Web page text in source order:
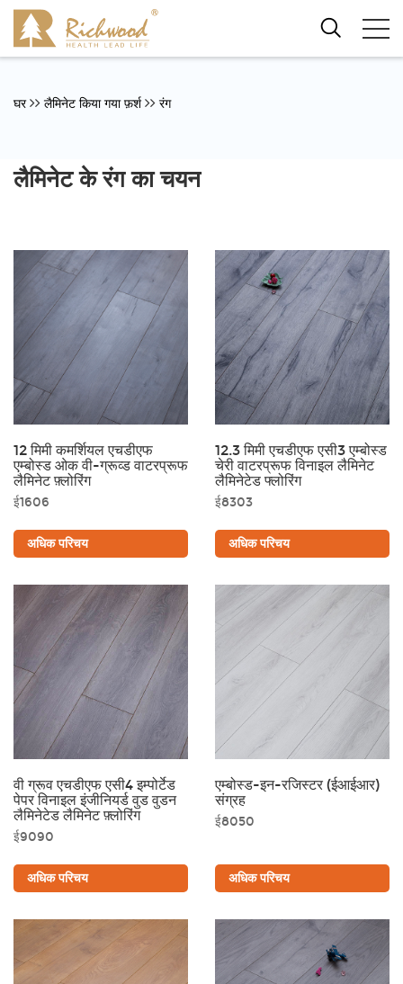
घर लैमिनेट किया गया फ़र्श रंग
लैमिनेट के रंग का चयन
12 मिमी कमर्शियल एचडीएफ
एम्बोस्ड ओक वी-ग्रूव्ड वाटरप्रूफ
लैमिनेट फ़्लोरिंग
ई1606
अधिक परिचय
12.3 मिमी एचडीएफ एसी3 एम्बोस्ड
चेरी वाटरप्रूफ विनाइल लैमिनेट
लैमिनेटेड फ्लोरिंग
ई8303
अधिक परिचय
वी ग्रूव एचडीएफ एसी4 इम्पोर्टेड
पेपर विनाइल इंजीनियर्ड वुड वुडन
लैमिनेटेड लैमिनेट फ़्लोरिंग
ई9090
अधिक परिचय
एम्बोस्ड-इन-रजिस्टर (ईआईआर)
संग्रह
ई8050
अधिक परिचय